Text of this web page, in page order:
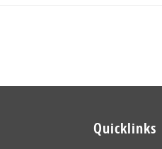
Quicklinks